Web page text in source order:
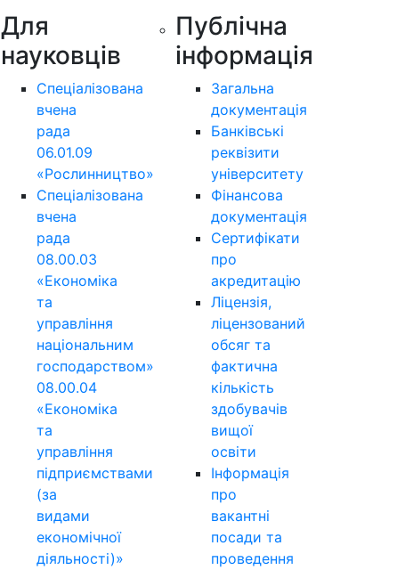
Для
науковців
Спеціалізована
вчена
рада
06.01.09
«Рослинництво»
Спеціалізована
вчена
рада
08.00.03
«Економіка
та
управління
національним
господарством»
08.00.04
«Економіка
та
управління
підприємствами
(за
видами
економічної
діяльності)»
Публічна
інформація
Загальна
документація
Банківські
реквізити
університету
Фінансова
документація
Сертифікати
про
акредитацію
Ліцензія,
ліцензований
обсяг та
фактична
кількість
здобувачів
вищої
освіти
Інформація
про
вакантні
посади та
проведення